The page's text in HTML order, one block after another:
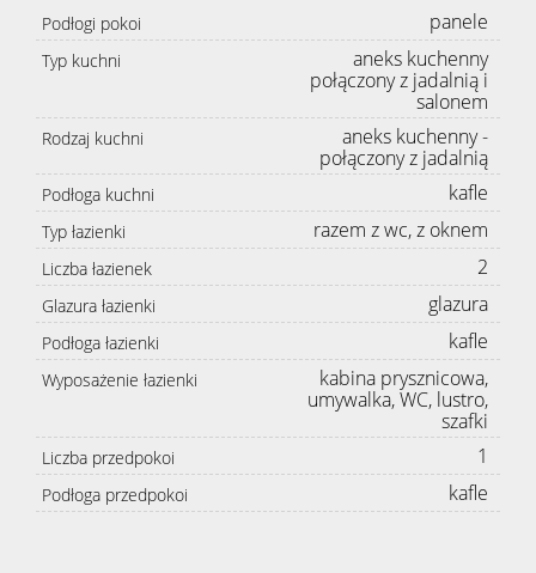
Podłogi pokoi panele
Typ kuchni
aneks kuchenny
połączony z jadalnią i
salonem
Rodzaj kuchni
aneks kuchenny -
połączony z jadalnią
Podłoga kuchni kafle
Typ łazienki razem z wc, z oknem
Liczba łazienek 2
Glazura łazienki glazura
Podłoga łazienki kafle
Wyposażenie łazienki
kabina prysznicowa,
umywalka, WC, lustro,
szafki
Liczba przedpokoi 1
Podłoga przedpokoi kafle